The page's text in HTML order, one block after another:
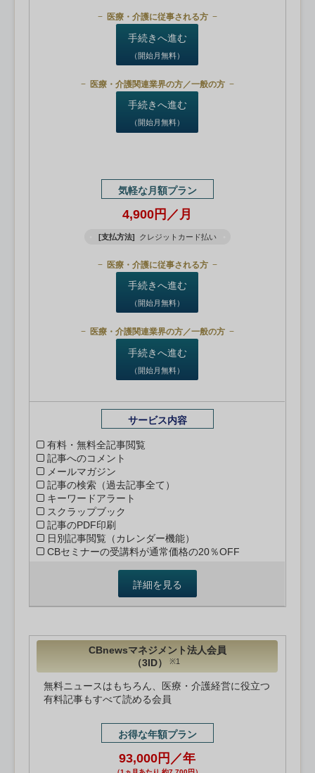
医療・介護に従事される方
手続きへ進む
（開始月無料）
医療・介護関連業界の方／一般の方
手続きへ進む
（開始月無料）
気軽な月額プラン
4,900円／月
[支払方法] クレジットカード払い
医療・介護に従事される方
手続きへ進む
（開始月無料）
医療・介護関連業界の方／一般の方
手続きへ進む
（開始月無料）
サービス内容
有料・無料全記事閲覧
記事へのコメント
メールマガジン
記事の検索（過去記事全て）
キーワードアラート
スクラップブック
記事のPDF印刷
日別記事閲覧（カレンダー機能）
CBセミナーの受講料が通常価格の20％OFF
詳細を見る
CBnewsマネジメント法人会員
（3ID）
※1
無料ニュースはもちろん、医療・介護経営に役立つ
有料記事もすべて読める会員
お得な年額プラン
93,000円／年